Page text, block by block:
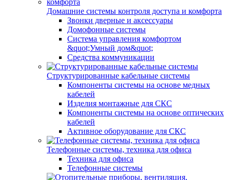
Домашние системы контроля доступа и комфорта
Звонки дверные и аксессуары
Домофонные системы
Система управления комфортом
&quot;Умный дом&quot;
Средства коммуникации
Структурированные кабельные системы
Компоненты системы на основе медных
кабелей
Изделия монтажные для СКС
Компоненты системы на основе оптических
кабелей
Активное оборудование для СКС
Телефонные системы, техника для офиса
Техника для офиса
Телефонные системы